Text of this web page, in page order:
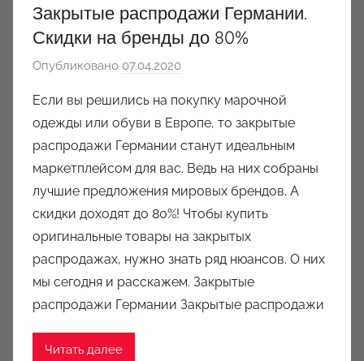
Закрытые распродажи Германии.
Скидки на бренды до 80%
Опубликовано 07.04.2020
т
о
р
о
м
a
u
k
c
i
Если вы решились на покупку марочной
одежды или обуви в Европе, то закрытые
распродажи Германии станут идеальным
маркетплейсом для вас. Ведь на них собраны
лучшие предложения мировых брендов. А
скидки доходят до 80%! Чтобы купить
оригинальные товары на закрытых
распродажах, нужно знать ряд нюансов. О них
мы сегодня и расскажем. Закрытые
распродажи Германии Закрытые распродажи
Читать далее